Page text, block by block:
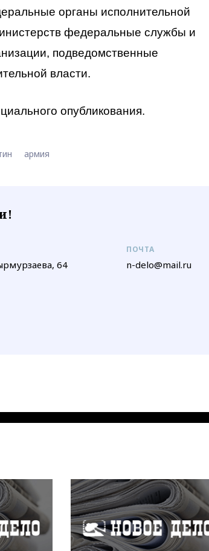
органы исполнительной
федеральные службы и
подведомственные
власти.
опубликования.
армия
64
ПОЧТА
n-delo@mail.ru